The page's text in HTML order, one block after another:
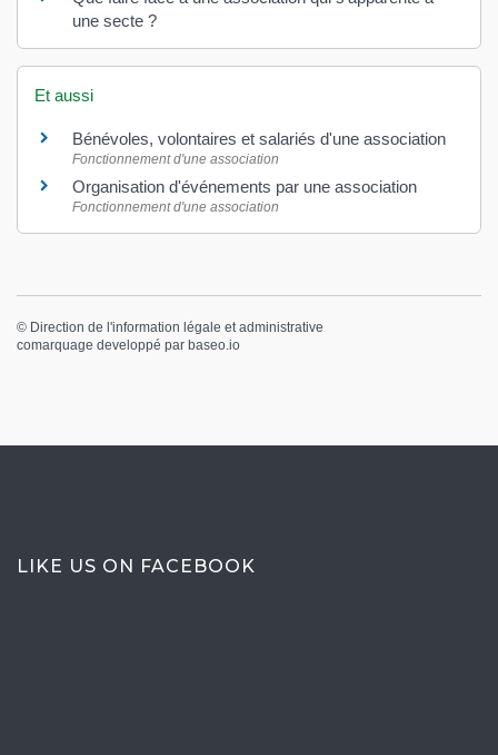
une secte ?
Et aussi
Bénévoles, volontaires et salariés d'une association
Fonctionnement d'une association
Organisation d'événements par une association
Fonctionnement d'une association
© Direction de l'information légale et administrative
comarquage developpé par baseo.io
LIKE US ON FACEBOOK